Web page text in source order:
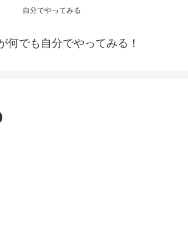
自分でやってみる
何でも自分でやってみる！